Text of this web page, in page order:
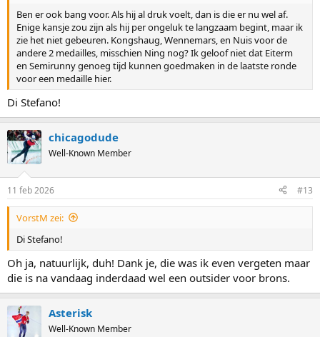
Ben er ook bang voor. Als hij al druk voelt, dan is die er nu wel af.
Enige kansje zou zijn als hij per ongeluk te langzaam begint, maar ik
zie het niet gebeuren. Kongshaug, Wennemars, en Nuis voor de
andere 2 medailles, misschien Ning nog? Ik geloof niet dat Eiterm
en Semirunny genoeg tijd kunnen goedmaken in de laatste ronde
voor een medaille hier.
Di Stefano!
chicagodude
Well-Known Member
11 feb 2026 #13
VorstM zei:
Di Stefano!
Oh ja, natuurlijk, duh! Dank je, die was ik even vergeten maar
die is na vandaag inderdaad wel een outsider voor brons.
Asterisk
Well-Known Member